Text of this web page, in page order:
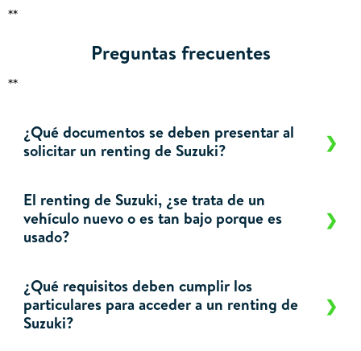
**
Preguntas frecuentes
**
¿Qué documentos se deben presentar al
solicitar un renting de Suzuki?
El renting de Suzuki, ¿se trata de un
vehículo nuevo o es tan bajo porque es
usado?
¿Qué requisitos deben cumplir los
particulares para acceder a un renting de
Suzuki?